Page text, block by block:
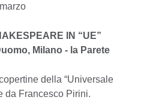
IN “UE”
Milano - la Parete
della “Universale
da Francesco Pirini.